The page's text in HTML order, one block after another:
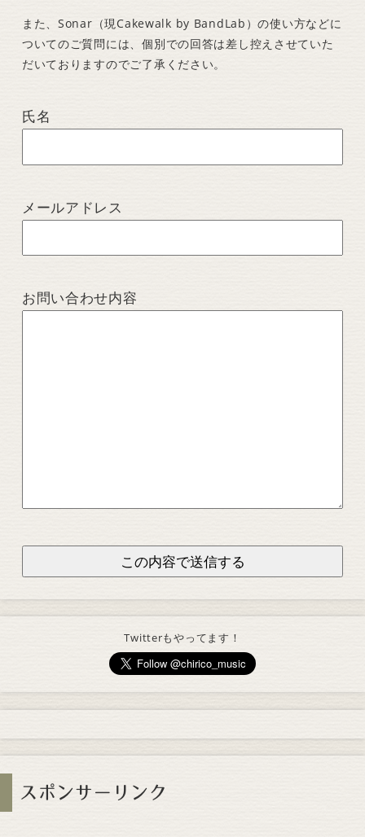
また、Sonar（現Cakewalk by BandLab）の使い方などに
ついてのご質問には、個別での回答は差し控えさせていた
だいておりますのでご了承ください。
氏名
メールアドレス
お問い合わせ内容
Twitterもやってます！
スポンサーリンク